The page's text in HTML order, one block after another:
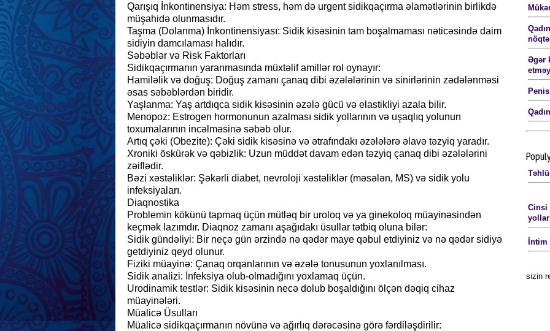
Qarışıq İnkontinensiya: Həm stress, həm də urgent sidikqaçırma əlamətlərinin birlikdə
müşahidə olunmasıdır.
Taşma (Dolanma) İnkontinensiyası: Sidik kisəsinin tam boşalmaması nəticəsində daim
sidiyin damcılaması halıdır.
Səbəblər və Risk Faktorları
Sidikqaçırmanın yaranmasında müxtəlif amillər rol oynayır:
Hamiləlik və doğuş: Doğuş zamanı çanaq dibi əzələlərinin və sinirlərinin zədələnməsi
əsas səbəblərdən biridir.
Yaşlanma: Yaş artdıqca sidik kisəsinin əzələ gücü və elastikliyi azala bilir.
Menopoz: Estrogen hormonunun azalması sidik yollarının və uşaqlıq yolunun
toxumalarının incəlməsinə səbəb olur.
Artıq çəki (Obezite): Çəki sidik kisəsinə və ətrafındakı əzələlərə əlavə təzyiq yaradır.
Xroniki öskürək və qəbizlik: Uzun müddət davam edən təzyiq çanaq dibi əzələlərini
zəiflədir.
Bəzi xəstəliklər: Şəkərli diabet, nevroloji xəstəliklər (məsələn, MS) və sidik yolu
infeksiyaları.
Diaqnostika
Problemin kökünü tapmaq üçün mütləq bir uroloq və ya ginekoloq müayinəsindən
keçmək lazımdır. Diaqnoz zamanı aşağıdakı üsullar tətbiq oluna bilər:
Sidik gündəliyi: Bir neçə gün ərzində nə qədər maye qəbul etdiyiniz və nə qədər sidiyə
getdiyiniz qeyd olunur.
Fiziki müayinə: Çanaq orqanlarının və əzələ tonusunun yoxlanılması.
Sidik analizi: İnfeksiya olub-olmadığını yoxlamaq üçün.
Urodinamik testlər: Sidik kisəsinin necə dolub boşaldığını ölçən dəqiq cihaz
müayinələri.
Müalicə Üsulları
Müalicə sidikqaçırmanın növünə və ağırlıq dərəcəsinə görə fərdiləşdirilir:
Əgər
Cinsi
İntim
Anal
sizin